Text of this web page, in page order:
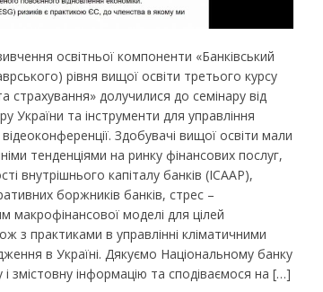
освітньої компоненти «Банківський
рівня вищої освіти третього курсу
страхування» долучилися до семінару від
України та інструменти для управління
Здобувачі вищої освіти мали
тенденціями на ринку фінансових послуг,
внутрішнього капіталу банків (ICAAP),
боржників банків, стрес –
макрофінансової моделі для цілей
з практиками в управлінні кліматичними
в Україні. Дякуємо Національному банку
і змістовну інформацію та сподіваємося на […]